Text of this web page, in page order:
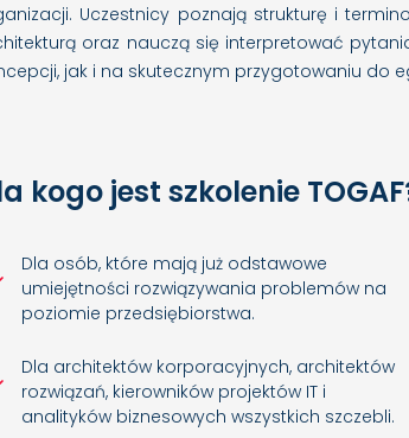
Uczestnicy poznają strukturę i
oraz nauczą się interpretować
jak i na skutecznym przygotowaniu do
kogo jest szkolenie
Dla osób, które mają już odstawowe
umiejętności rozwiązywania problemów na
poziomie przedsiębiorstwa.
Dla architektów korporacyjnych, architektów
rozwiązań, kierowników projektów IT i
analityków biznesowych wszystkich szczebli.